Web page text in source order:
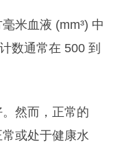
米血液 (mm³) 中
数通常在 500 到
然而，正常的
或处于健康水